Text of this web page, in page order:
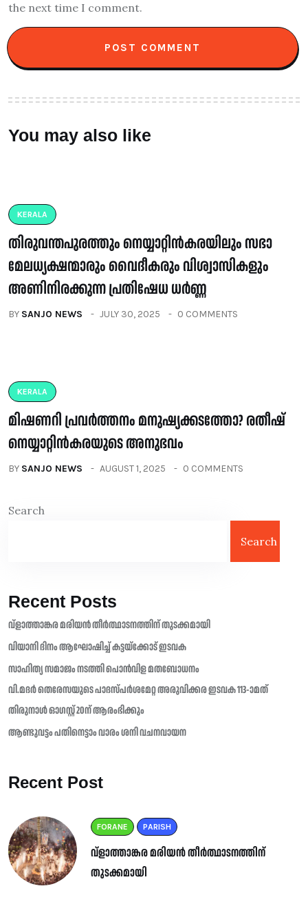
the next time I comment.
You may also like
KERALA
തിരുവന്തപുരത്തും നെയ്യാറ്റിൻകരയിലും സഭാ
മേലധ്യക്ഷന്മാരും വൈദീകരും വിശ്വാസികളും
അണിനിരക്കുന്ന പ്രതിഷേധ ധർണ്ണ
BY SANJO NEWS JULY 30, 2025 0 COMMENTS
KERALA
മിഷണറി പ്രവർത്തനം മനുഷ്യക്കടത്തോ? രതീഷ്
നെയ്യാറ്റിൻകരയുടെ അനുഭവം
BY SANJO NEWS AUGUST 1, 2025 0 COMMENTS
Search
Search
Recent Posts
വ്ളാത്താങ്കര മരിയൻ തീർത്ഥാടനത്തിന് തുടക്കമായി
വിയാനി ദിനം ആഘോഷിച്ച് കട്ടയ്ക്കോട് ഇടവക
സാഹിത്യ സമാജം നടത്തി പൊൻവിള മതബോധനം
വി.മദർ തെരേസയുടെ പാദസ്പർശമേറ്റ അരുവിക്കര ഇടവക 113-ാമത്
തിരുനാൾ ഓഗസ്റ്റ് 20ന് ആരംഭിക്കും
ആണ്ടുവട്ടം പതിനെട്ടാം വാരം ശനി വചനവായന
Recent Post
FORANE PARISH
വ്ളാത്താങ്കര മരിയൻ തീർത്ഥാടനത്തിന്
തുടക്കമായി